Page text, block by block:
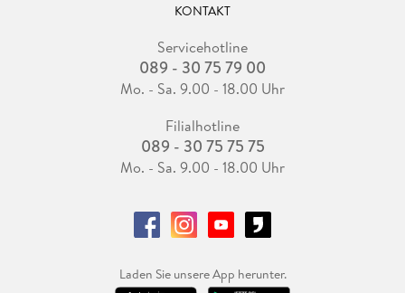
KONTAKT
Servicehotline
089 - 30 75 79 00
Mo. - Sa. 9.00 - 18.00 Uhr
Filialhotline
089 - 30 75 75 75
Mo. - Sa. 9.00 - 18.00 Uhr
Laden Sie unsere App herunter.